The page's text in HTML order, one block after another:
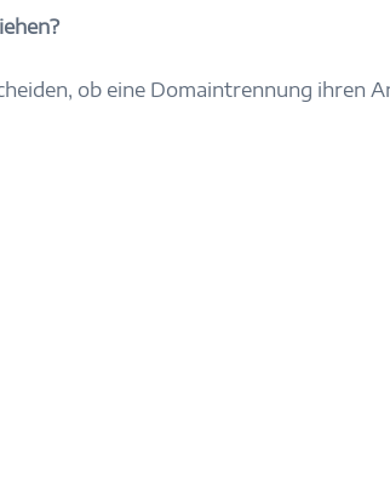
ob eine Domaintrennung ihren